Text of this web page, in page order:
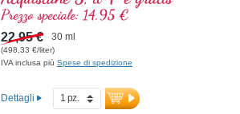
qualità premium da licheni di alta qualità
controllati (non da alghe!) puramente
vegetale 100% vegana. Disciolta in olio di
cocco MCT protettivo, coltivato senza
pesticidi, per una migliore biodisponibilità.
mantenimento di ossa normali,
contribuisce alla normale funzione
Prezzo speciale: 14,95 €
22,95 € 30 ml
(498,33 €/liter)
IVA inclusa più Spese di spedizione
Dettagli